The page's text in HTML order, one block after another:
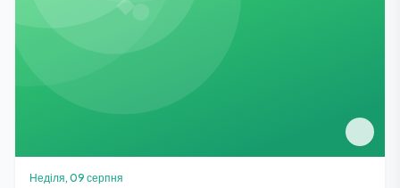
Неділя, 09 серпня